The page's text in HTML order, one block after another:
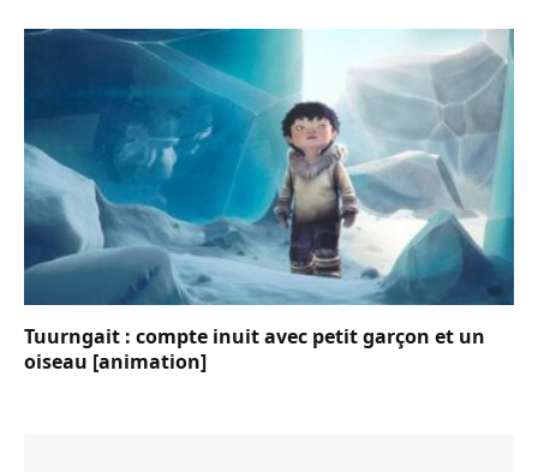
Tuurngait : compte inuit avec petit garçon et un
oiseau [animation]